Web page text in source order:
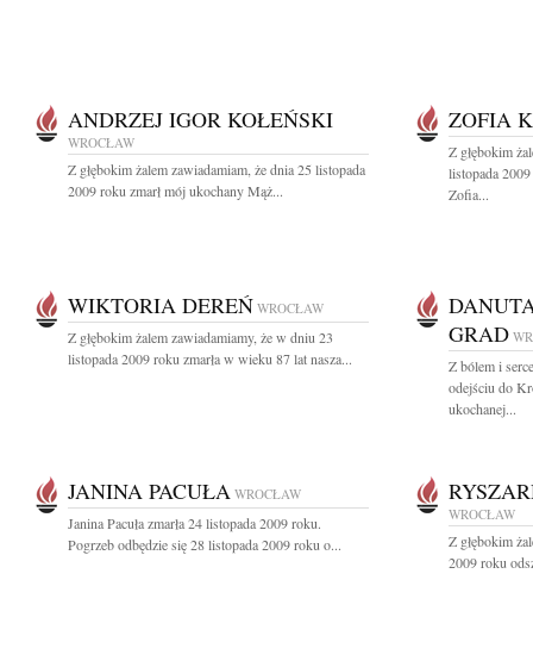
ANDRZEJ IGOR KOŁEŃSKI
WROCŁAW
Z głębokim żalem zawiadamiam, że dnia 25 listopada
2009 roku zmarł mój ukochany Mąż...
ZOFIA
Z głębokim
listopada
Zofia...
WIKTORIA DEREŃ WROCŁAW
Z głębokim żalem zawiadamiamy, że w dniu 23
listopada 2009 roku zmarła w wieku 87 lat nasza...
GRAD
Z bólem i
odejściu do
ukochanej...
JANINA PACUŁA WROCŁAW
Janina Pacuła zmarła 24 listopada 2009 roku.
Pogrzeb odbędzie się 28 listopada 2009 roku o...
WROCŁAW
Z głębokim
2009 roku